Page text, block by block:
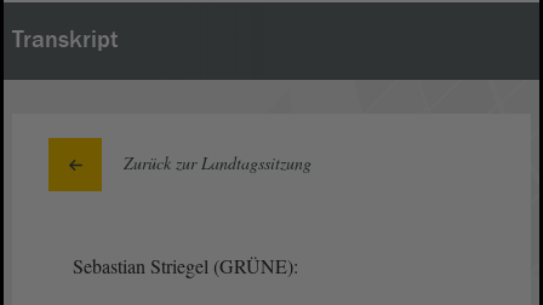
Transkript
Zurück zur Landtagssitzung
Sebastian Striegel (GRÜNE):